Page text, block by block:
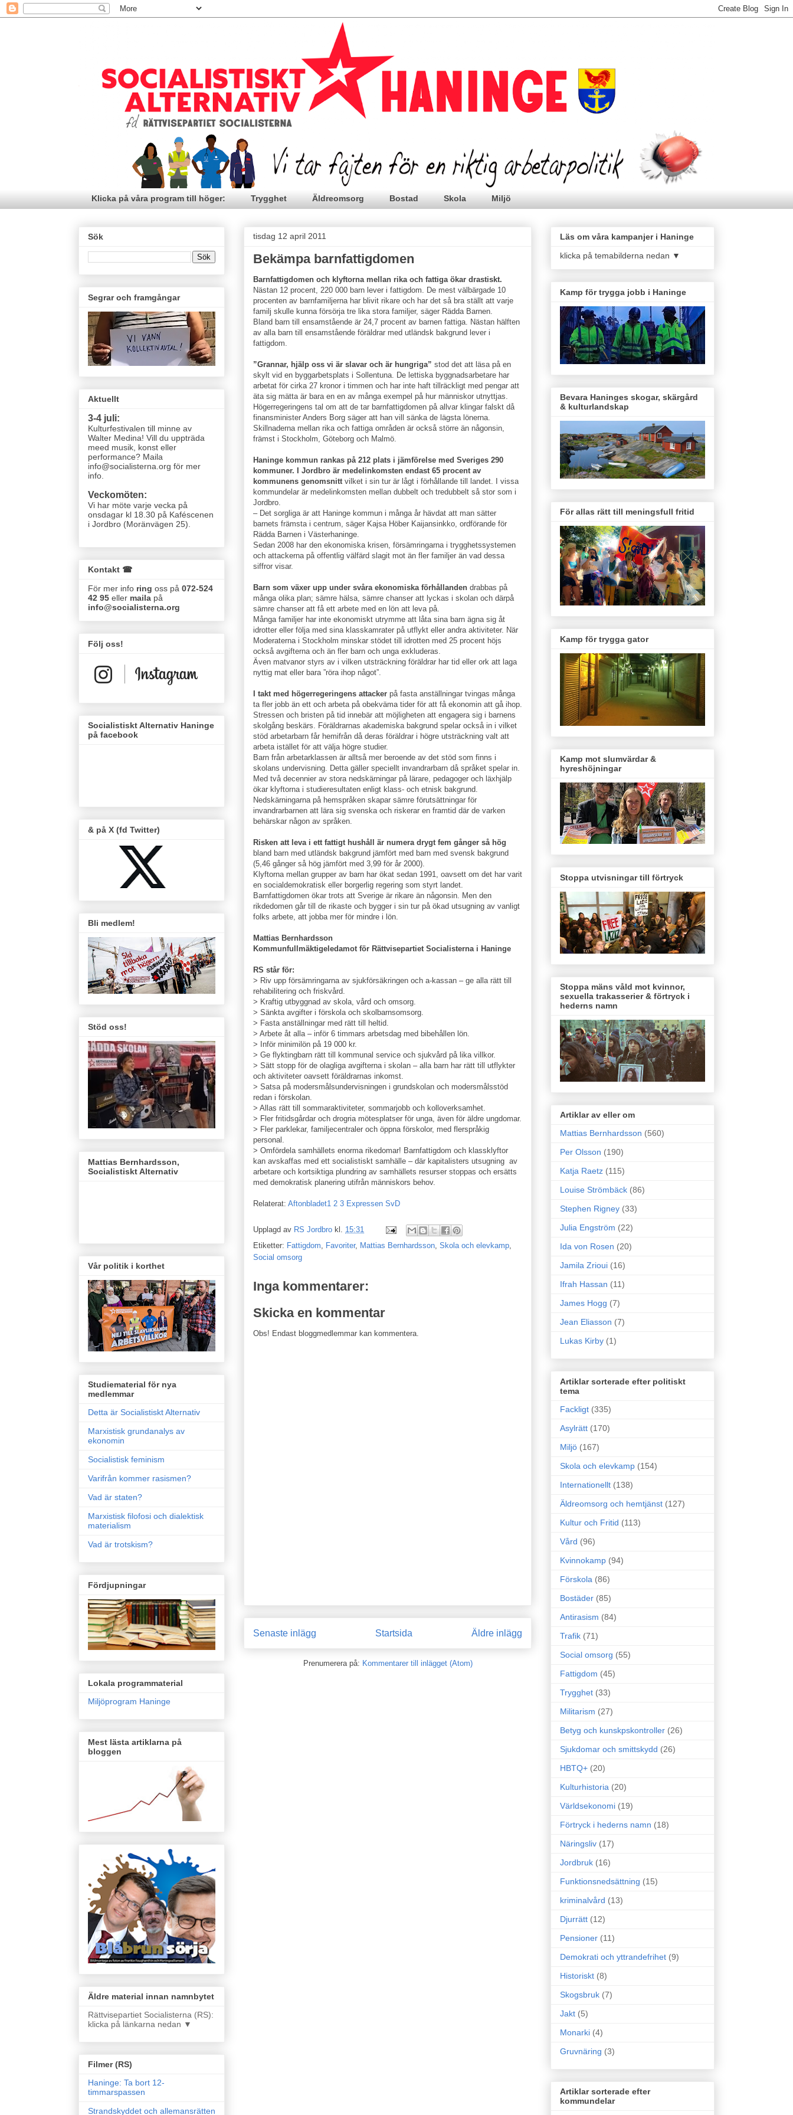
Klicka på våra program till höger: Trygghet Äldreomsorg Bostad Skola Miljö
tisdag 12 april 2011
Bekämpa barnfattigdomen
Barnfattigdomen och klyftorna mellan rika och fattiga ökar drastiskt.
Nästan 12 procent, 220 000 barn lever i fattigdom. De mest välbärgade 10
procenten av barnfamiljerna har blivit rikare och har det så bra ställt att varje
familj skulle kunna försörja tre lika stora familjer, säger Rädda Barnen.
Bland barn till ensamstående är 24,7 procent av barnen fattiga. Nästan hälften
av alla barn till ensamstående föräldrar med utländsk bakgrund lever i
fattigdom.
”Grannar, hjälp oss vi är slavar och är hungriga” stod det att läsa på en
skylt vid en byggarbetsplats i Sollentuna. De lettiska byggnadsarbetare har
arbetat för cirka 27 kronor i timmen och har inte haft tillräckligt med pengar att
äta sig mätta är bara en en av många exempel på hur människor utnyttjas.
Högerregeringens tal om att de tar barnfattigdomen på allvar klingar falskt då
finansminister Anders Borg säger att han vill sänka de lägsta lönerna.
Skillnaderna mellan rika och fattiga områden är också större än någonsin,
främst i Stockholm, Göteborg och Malmö.
Haninge kommun rankas på 212 plats i jämförelse med Sveriges 290
kommuner. I Jordbro är medelinkomsten endast 65 procent av
kommunens genomsnitt vilket i sin tur är lågt i förhållande till landet. I vissa
kommundelar är medelinkomsten mellan dubbelt och tredubbelt så stor som i
Jordbro.
– Det sorgliga är att Haninge kommun i många år hävdat att man sätter
barnets främsta i centrum, säger Kajsa Höber Kaijansinkko, ordförande för
Rädda Barnen i Västerhaninge.
Sedan 2008 har den ekonomiska krisen, försämringarna i trygghetssystemen
och attackerna på offentlig välfärd slagit mot än fler familjer än vad dessa
siffror visar.
Barn som växer upp under svåra ekonomiska förhållanden drabbas på
många olika plan; sämre hälsa, sämre chanser att lyckas i skolan och därpå
sämre chanser att få ett arbete med en lön att leva på.
Många familjer har inte ekonomiskt utrymme att låta sina barn ägna sig åt
idrotter eller följa med sina klasskamrater på utflykt eller andra aktiviteter. När
Moderaterna i Stockholm minskar stödet till idrotten med 25 procent höjs
också avgifterna och än fler barn och unga exkluderas.
Även matvanor styrs av i vilken utsträckning föräldrar har tid eller ork att laga
nyttig mat eller bara ”röra ihop något”.
I takt med högerregeringens attacker på fasta anställningar tvingas många
ta fler jobb än ett och arbeta på obekväma tider för att få ekonomin att gå ihop.
Stressen och bristen på tid innebär att möjligheten att engagera sig i barnens
skolgång beskärs. Föräldrarnas akademiska bakgrund spelar också in i vilket
stöd arbetarbarn får hemifrån då deras föräldrar i högre utsträckning valt att
arbeta istället för att välja högre studier.
Barn från arbetarklassen är alltså mer beroende av det stöd som finns i
skolans undervisning. Detta gäller speciellt invandrarbarn då språket spelar in.
Med två decennier av stora nedskärningar på lärare, pedagoger och läxhjälp
ökar klyftorna i studieresultaten enligt klass- och etnisk bakgrund.
Nedskärningarna på hemspråken skapar sämre förutsättningar för
invandrarbarnen att lära sig svenska och riskerar en framtid där de varken
behärskar någon av språken.
Risken att leva i ett fattigt hushåll är numera drygt fem gånger så hög
bland barn med utländsk bakgrund jämfört med barn med svensk bakgrund
(5,46 gånger så hög jämfört med 3,99 för år 2000).
Klyftorna mellan grupper av barn har ökat sedan 1991, oavsett om det har varit
en socialdemokratisk eller borgerlig regering som styrt landet.
Barnfattigdomen ökar trots att Sverige är rikare än någonsin. Men den
rikdedomen går till de rikaste och bygger i sin tur på ökad utsugning av vanligt
folks arbete, att jobba mer för mindre i lön.
Mattias Bernhardsson
Kommunfullmäktigeledamot för Rättvisepartiet Socialisterna i Haninge
RS står för:
> Riv upp försämringarna av sjukförsäkringen och a-kassan – ge alla rätt till
rehabilitering och friskvård.
> Kraftig utbyggnad av skola, vård och omsorg.
> Sänkta avgifter i förskola och skolbarnsomsorg.
> Fasta anställningar med rätt till heltid.
> Arbete åt alla – inför 6 timmars arbetsdag med bibehållen lön.
> Inför minimilön på 19 000 kr.
> Ge flyktingbarn rätt till kommunal service och sjukvård på lika villkor.
> Sätt stopp för de olagliga avgifterna i skolan – alla barn har rätt till utflykter
och aktiviteter oavsett föräldrarnas inkomst.
> Satsa på modersmålsundervisningen i grundskolan och modersmålsstöd
redan i förskolan.
> Allas rätt till sommaraktiviteter, sommarjobb och kolloverksamhet.
> Fler fritidsgårdar och drogria mötesplatser för unga, även för äldre ungdomar.
> Fler parklekar, familjecentraler och öppna förskolor, med flerspråkig
personal.
> Omfördela samhällets enorma rikedomar! Barnfattigdom och klassklyftor
kan avskaffas med ett socialistiskt samhälle – där kapitalisters utsugning av
arbetare och kortsiktiga plundring av samhällets resurser stoppas och ersätts
med demokratisk planering utifrån människors behov.
Relaterat: Aftonbladet1 2 3 Expressen SvD
Upplagd av RS Jordbro kl. 15:31
Etiketter: Fattigdom Favoriter, Mattias Bernhardsson Skola och elevkamp
Social omsorg
Inga kommentarer:
Skicka en kommentar
Obs! Endast bloggmedlemmar kan kommentera.
Senaste inlägg Äldre inlägg
Startsida
Prenumerera på: Kommentarer till inlägget (Atom)
Sök
Segrar och framgångar
Aktuellt
3-4 juli:
Kulturfestivalen till minne av
Walter Medina! Vill du uppträda
meed musik, konst eller
performance? Maila
info@socialisterna.org för mer
info.
Veckomöten:
Vi har möte varje vecka på
onsdagar kl 18.30 på Kaféscenen
i Jordbro (Moränvägen 25)
Kontakt ☎
För mer info ring oss på 072-524
42 95 eller maila på
info@socialisterna.org
Följ oss!
Socialistiskt Alternativ Haninge
på facebook
& på X (fd Twitter)
Bli medlem!
Stöd oss!
Mattias Bernhardsson,
Socialistiskt Alternativ
Vår politik i korthet
Studiematerial för nya
medlemmar
Detta är Socialistiskt Alternativ
Marxistisk grundanalys av
ekonomin
Socialistisk feminism
Varifrån kommer rasismen?
Vad är staten?
Marxistisk filofosi och dialektisk
materialism
Vad är trotskism?
Fördjupningar
Lokala programmaterial
Miljöprogram Haninge
Mest lästa artiklarna på
bloggen
Äldre material innan namnbytet
Rättvisepartiet Socialisterna (RS):
klicka på länkarna nedan ▼
Filmer (RS)
Haninge: Ta bort 12-
timmarspassen
Strandskyddet och allemansrätten
Läs om våra kampanjer i Haninge
klicka på temabilderna nedan ▼
Kamp för trygga jobb i Haninge
Bevara Haninges skogar, skärgård
& kulturlandskap
För allas rätt till meningsfull fritid
Kamp för trygga gator
Kamp mot slumvärdar &
hyreshöjningar
Stoppa utvisningar till förtryck
Stoppa mäns våld mot kvinnor,
sexuella trakasserier & förtryck i
hederns namn
Artiklar av eller om
Mattias Bernhardsson (560)
Per Olsson (190)
Katja Raetz (115)
Louise Strömbäck (86)
Stephen Rigney (33)
Julia Engström (22)
Ida von Rosen (20)
Jamila Zrioui (16)
Ifrah Hassan (11)
James Hogg (7)
Jean Eliasson (7)
Lukas Kirby (1)
Artiklar sorterade efter politiskt
tema
Fackligt (335)
Asylrätt (170)
Miljö (167)
Skola och elevkamp (154)
Internationellt (138)
Äldreomsorg och hemtjänst (127)
Kultur och Fritid (113)
Vård (96)
Kvinnokamp (94)
Förskola (86)
Bostäder (85)
Antirasism (84)
Trafik (71)
Social omsorg (55)
Fattigdom (45)
Trygghet (33)
Militarism (27)
Betyg och kunskpskontroller (26)
Sjukdomar och smittskydd (26)
HBTQ+ (20)
Kulturhistoria (20)
Världsekonomi (19)
Förtryck i hederns namn (18)
Näringsliv (17)
Jordbruk (16)
Funktionsnedsättning (15)
kriminalvård (13)
Djurrätt (12)
Pensioner (11)
Demokrati och yttrandefrihet (9)
Historiskt (8)
Skogsbruk (7)
Jakt (5)
Monarki (4)
Gruvnäring (3)
Artiklar sorterade efter
kommundelar